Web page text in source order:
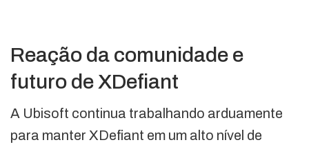
Reação da comunidade e
futuro de XDefiant
A Ubisoft continua trabalhando arduamente
para manter XDefiant em um alto nível de